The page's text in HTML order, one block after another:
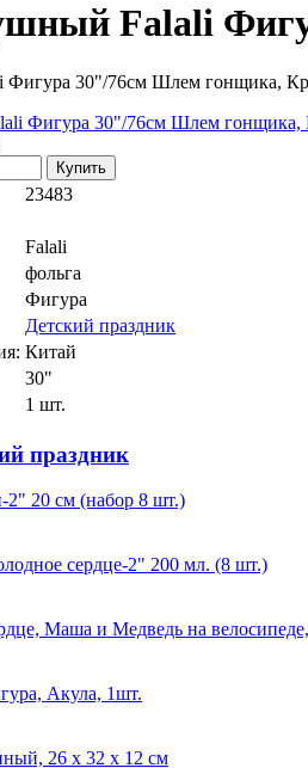
Falali
30"/76см Шлем гонщика,
Купить
23483
Falali
фольга
Фигура
Детский праздник
Китай
30"
1 шт.
праздник